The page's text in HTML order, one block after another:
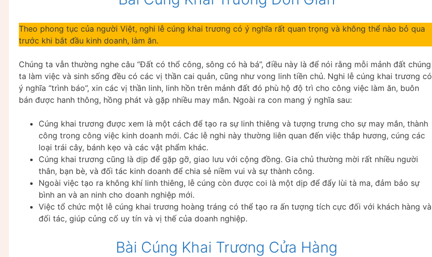
Theo phong tục của người Việt, nghi lễ cúng khai trương có ý nghĩa rất quan trọng và không thể nào bỏ qua
trước khi bắt đầu kinh doanh, làm ăn.
Chúng ta vẫn thường nghe câu “Đất có thổ công, sông có hà bá”, điều này là để nói rằng mỗi mảnh đất chúng
ta làm việc và sinh sống đều có các vị thần cai quản, cũng như vong linh tiền chủ. Nghi lễ cúng khai trương có
ý nghĩa “trình báo”, xin các vị thần linh, linh hồn trên mảnh đất đó phù hộ độ trì cho công việc làm ăn, buôn
bán được hanh thông, hồng phát và gặp nhiều may mắn. Ngoài ra con mang ý nghĩa sau:
Cúng khai trương được xem là một cách để tạo ra sự linh thiêng và tượng trưng cho sự may mắn, thành
công trong công việc kinh doanh mới. Các lễ nghi này thường liên quan đến việc thắp hương, cúng các
loại trái cây, bánh kẹo và các vật phẩm khác.
Cúng khai trương cũng là dịp để gặp gỡ, giao lưu với cộng đồng. Gia chủ thường mời rất nhiều người
thân, bạn bè, và đối tác kinh doanh để chia sẻ niềm vui và sự thành công.
Ngoài việc tạo ra không khí linh thiêng, lễ cúng còn được coi là một dịp để đẩy lùi tà ma, đảm bảo sự
bình an và an ninh cho doanh nghiệp mới.
Việc tổ chức một lễ cúng khai trương hoàng tráng có thể tạo ra ấn tượng tích cực đối với khách hàng và
đối tác, giúp củng cố uy tín và vị thế của doanh nghiệp.
Bài Cúng Khai Trương Cửa Hàng